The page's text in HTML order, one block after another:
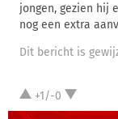
jongen, gezien hij
nog een extra
Dit bericht is
+1/-0